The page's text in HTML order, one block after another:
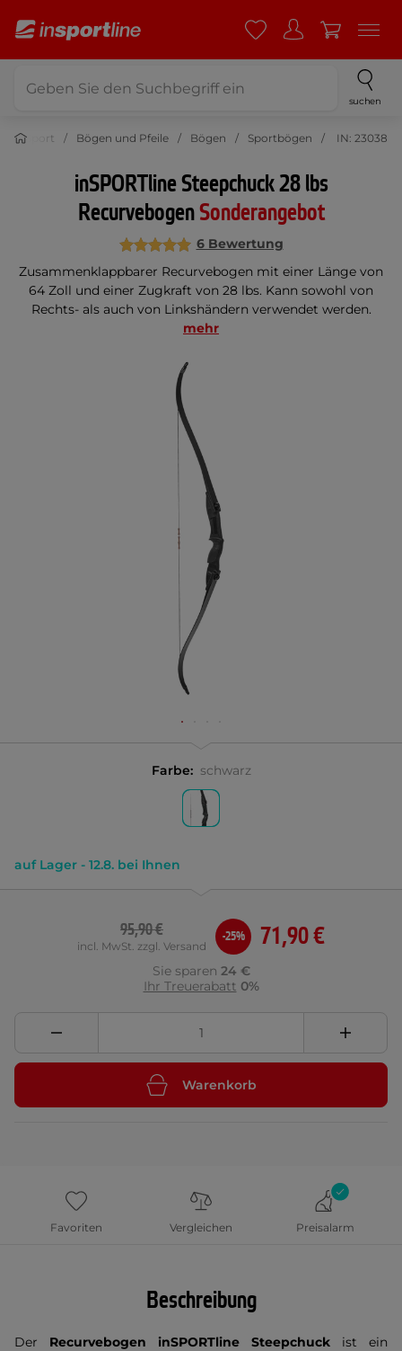
suchen
Sport Bögen und Pfeile Bögen Sportbögen IN: 23038
inSPORTline Steepchuck 28 lbs
RecurvebogenSonderangebot
6 Bewertung
Zusammenklappbarer Recurvebogen mit einer Länge von
64 Zoll und einer Zugkraft von 28 lbs. Kann sowohl von
Rechts- als auch von Linkshändern verwendet werden.
mehr
Farbe: schwarz
auf Lager - 12.8. bei Ihnen
71,90 €
95,90 €
incl. MwSt. zzgl. Versand
-25%
Sie sparen 24 €
Ihr Treuerabatt 0%
Warenkorb
Favoriten Vergleichen Preisalarm
Beschreibung
Der Recurvebogen inSPORTline Steepchuck ist ein